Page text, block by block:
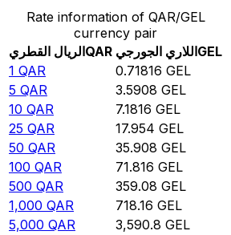
Rate information of QAR/GEL
currency pair
الريال القطريQAR اللاري الجورجيGEL
1 QAR 0.71816 GEL
5 QAR 3.5908 GEL
10 QAR 7.1816 GEL
25 QAR 17.954 GEL
50 QAR 35.908 GEL
100 QAR 71.816 GEL
500 QAR 359.08 GEL
1,000 QAR 718.16 GEL
5,000 QAR 3,590.8 GEL